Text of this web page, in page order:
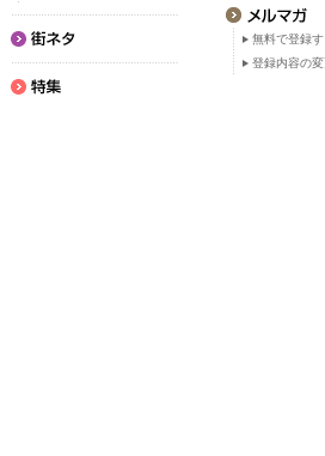
無料で登録
登録内容の